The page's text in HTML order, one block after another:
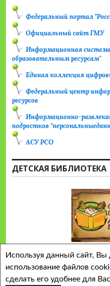
Федеральный портал
Официальный сайт ГМУ
Информационная
образовательным ресурсам"
Единая коллекция
Федеральный центр
ресурсов
Информационно-
подростков
АСУ РСО
ДЕТСКАЯ БИБЛИОТЕКА
Используя данный сайт, Вы
использование файлов
сделать его удобнее для